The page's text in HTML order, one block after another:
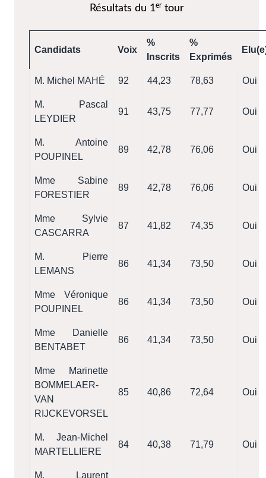
Résultats du 1ertour
Candidats Voix
%
Inscrits
%
Exprimés
M. Michel MAHÉ 92 44,23 78,63 Oui
M. Pascal
LEYDIER
91 43,75 77,77 Oui
M. Antoine
POUPINEL
89 42,78 76,06 Oui
Mme Sabine
FORESTIER
89 42,78 76,06 Oui
Mme Sylvie
CASCARRA
87 41,82 74,35 Oui
M. Pierre
LEMANS
86 41,34 73,50 Oui
Mme Véronique
POUPINEL
86 41,34 73,50 Oui
Mme Danielle
BENTABET
86 41,34 73,50 Oui
Mme Marinette
BOMMELAER-
VAN
RIJCKEVORSEL
85 40,86 72,64 Oui
M. Jean-Michel
MARTELLIERE
84 40,38 71,79 Oui
M. Laurent